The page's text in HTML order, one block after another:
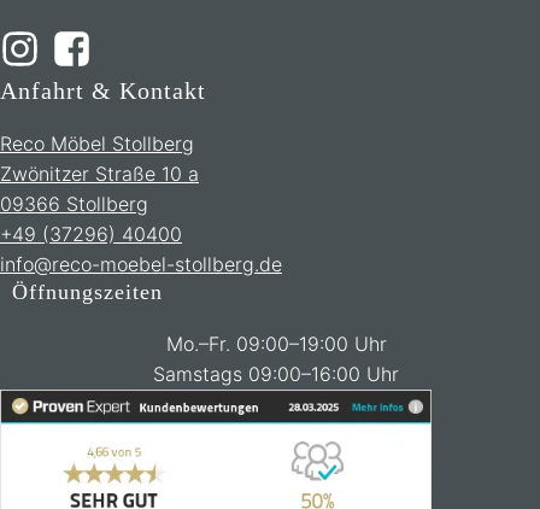
Anfahrt & Kontakt
Reco Möbel Stollberg
Zwönitzer Straße 10 a
09366 Stollberg
+49 (37296) 40400
info@reco-moebel-stollberg.de
Öffnungszeiten
Mo.–Fr. 09:00–19:00 Uhr
Samstags 09:00–16:00 Uhr